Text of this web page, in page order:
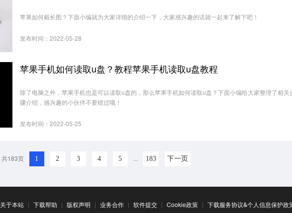
苹果如何截长图？下面小编就为大家详细的介绍一下，大家感兴趣的话就一起来了解下吧！
发布时间：2022-05-28
苹果手机如何读取u盘？教程苹果手机读取u盘教程
除了电脑之外，苹果手机也是可以读取u盘的，那么苹果手机如何读取u盘？下面小编给大家整理了相关
骤介绍，感兴趣的小伙伴不要错过哦！
发布时间：2022-05-25
共183页 1 2 3 4 5 ... 183 下一页
关于本站 | 下载帮助 | 版权声明 | 业务合作 | 软件提交 | Cookie政策 | 下载服务协议&个人信息保护政